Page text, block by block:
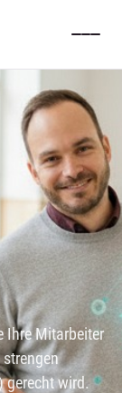
Ihre Mitarbeiter
gerecht wird.